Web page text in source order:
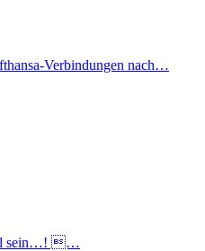
Verbindungen nach…
sein…! …